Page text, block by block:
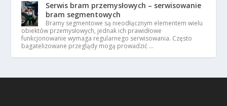
Serwis bram przemysłowych – serwisowanie
bram segmentowych
Bramy segmentowe są nieodłącznym elementem wielu
obiektów przemysłowych, jednak ich prawidłowe
funkcjonowanie wymaga regularnego serwisowania. Często
bagatelizowane przeglądy mogą prowadzić …